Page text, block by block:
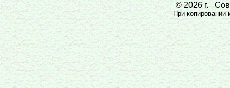
© 2026 г.
При копировании